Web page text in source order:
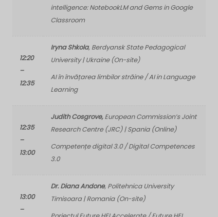
intelligence: NotebookLM and Gems in Google
Classroom
12:20
–
12:35
Iryna Shkola, Berdyansk State Pedagogical
University | Ukraine (On-site)
AI în învățarea limbilor străine / AI in Language
Learning
12:35
–
13:00
Judith Cosgrove, European Commission’s Joint
Research Centre (JRC) | Spania (Online)
Competențe digital 3.0 / Digital Competences
3.0
13:00
–
Dr. Diana Andone, Politehnica University
Timisoara | Romania (On-site)